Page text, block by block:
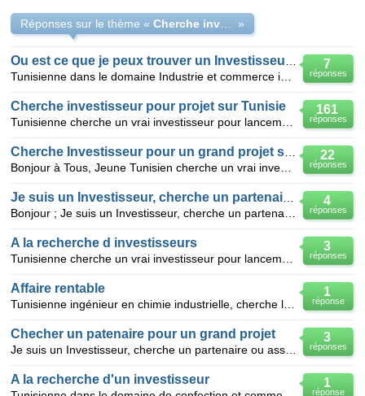
Réponses sur le thème « »
7
réponses
161
réponses
Cherche investisseur pour projet sur Tunisie
22
réponses
4
réponses
3
réponses
A la recherche d investisseurs
1
réponse
Affaire rentable
3
réponses
Checher un patenaire pour un grand projet
1
réponse
A la recherche d'un investisseur